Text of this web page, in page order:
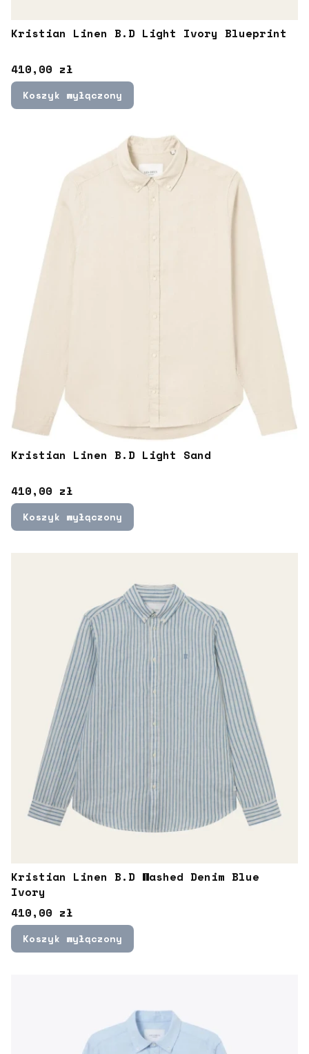
Kristian Linen B.D Light Ivory Blueprint
Cena
410,00 zł
Koszyk wyłączony
Kristian Linen B.D Light Sand
Cena
410,00 zł
Koszyk wyłączony
Kristian Linen B.D Washed Denim Blue
Ivory
Cena
410,00 zł
Koszyk wyłączony